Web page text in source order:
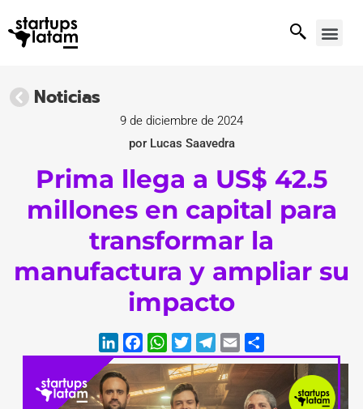
Noticias
9 de diciembre de 2024
por Lucas Saavedra
Prima llega a US$ 42.5
millones en capital para
transformar la
manufactura y ampliar su
impacto